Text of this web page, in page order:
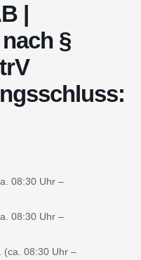
|
§
08:30 Uhr –
08:30 Uhr –
(ca. 08:30 Uhr –